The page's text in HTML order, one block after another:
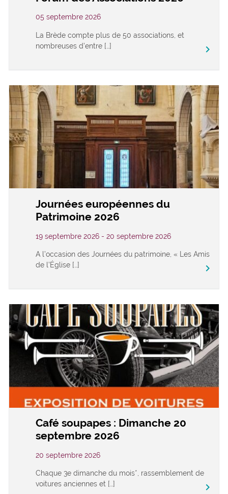
05 septembre 2026
La Brède compte plus de 50 associations, et
nombreuses d’entre […]
keyboard_arrow_right
Journées européennes du
Patrimoine 2026
19 septembre 2026 - 20 septembre 2026
A l’occasion des Journées du patrimoine, « Les Amis
de l’Église […]
keyboard_arrow_right
Café soupapes : Dimanche 20
septembre 2026
20 septembre 2026
Chaque 3e dimanche du mois*, rassemblement de
voitures anciennes et […]
keyboard_arrow_right